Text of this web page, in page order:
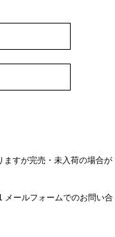
すが完売・未入荷の場合が
メールフォームでのお問い合